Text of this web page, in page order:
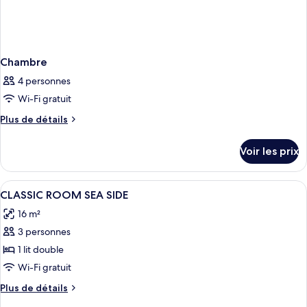
Chambre
4 personnes
Wi-Fi gratuit
Plus de détails
Plus
le
type
de
Chambre
Voir les prix
Afficher
toutes
les
photos
pour
ce
type
de
Une chambre d’hôtel équipée d’un
3
CLASSIC ROOM SEA SIDE
16 m²
3 personnes
1 lit double
Wi-Fi gratuit
Plus de détails
Plus